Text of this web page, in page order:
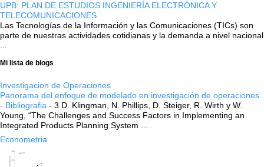
UPB: PLAN DE ESTUDIOS INGENIERÍA ELECTRÓNICA Y
TELECOMUNICACIONES
Las Tecnologías de la Información y las Comunicaciones (TICs) son
parte de nuestras actividades cotidianas y la demanda a nivel nacional
Mi lista de blogs
Investigacion de Operaciones
Panorama del enfoque de modelado en investigación de operaciones
- Bibliografia - 3 D. Klingman, N. Phillips, D. Steiger, R. Wirth y W.
Young, “The Challenges and Success Factors in Implementing an
Integrated Products Planning System ...
Econometria